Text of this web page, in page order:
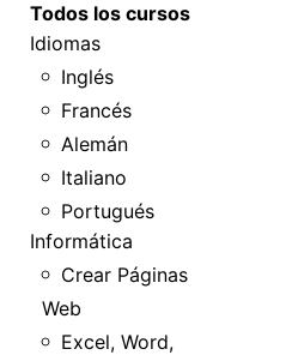
Todos los cursos
Idiomas
Inglés
Francés
Alemán
Italiano
Portugués
Informática
Crear Páginas
Web
Excel, Word,